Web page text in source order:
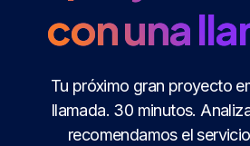
con una
Tu próximo gran proyecto
llamada. 30 minutos.
recomendamos el